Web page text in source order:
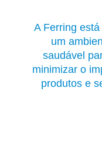
A Ferring
um
saudável
minimizar o
produtos e